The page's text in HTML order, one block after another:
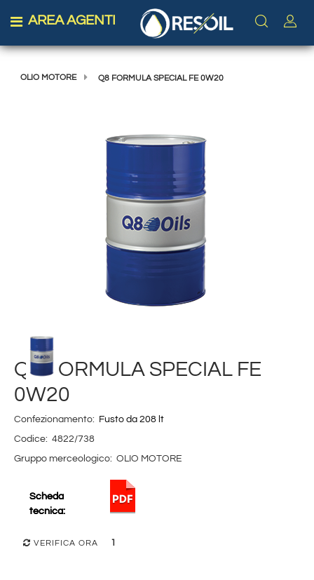
Open menu
AREA AGENTI
OLIO MOTORE Q8 FORMULA SPECIAL FE 0W20
Q8 FORMULA SPECIAL FE
0W20
Confezionamento:
Fusto da 208 lt
Codice: 4822/738
Gruppo merceologico: OLIO MOTORE
Scheda
tecnica:
VERIFICA ORA 1